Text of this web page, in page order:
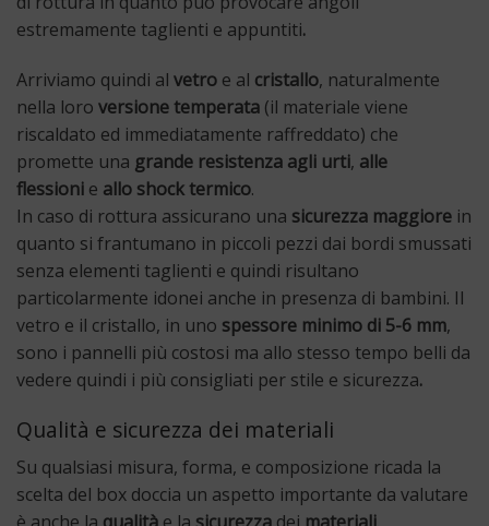
estremamente taglienti e appuntiti.
Arriviamo quindi al vetro e al cristallo, naturalmente
nella loro versione temperata (il materiale viene
riscaldato ed immediatamente raffreddato) che
promette una grande resistenza agli urti, alle
flessioni e allo shock termico.
In caso di rottura assicurano una sicurezza maggiore in
quanto si frantumano in piccoli pezzi dai bordi smussati
senza elementi taglienti e quindi risultano
particolarmente idonei anche in presenza di bambini. Il
vetro e il cristallo, in uno spessore minimo di 5-6 mm,
sono i pannelli più costosi ma allo stesso tempo belli da
vedere quindi i più consigliati per stile e sicurezza.
Qualità e sicurezza dei materiali
Su qualsiasi misura, forma, e composizione ricada la
scelta del box doccia un aspetto importante da valutare